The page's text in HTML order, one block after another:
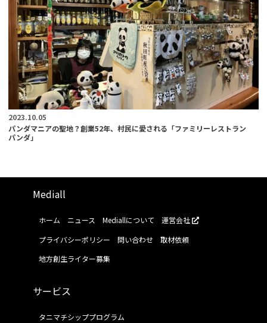
2023.10.05
パンダマニアの聖地？創業52年、村民に愛される「ファミリーレストラン
パンダ」
Mediall
ホーム ニュース Mediallについて
運営会社
プライバシーポリシー
問い合わせ
取材依頼
地方創生ライター募集
サービス
タニマチシッププログラム